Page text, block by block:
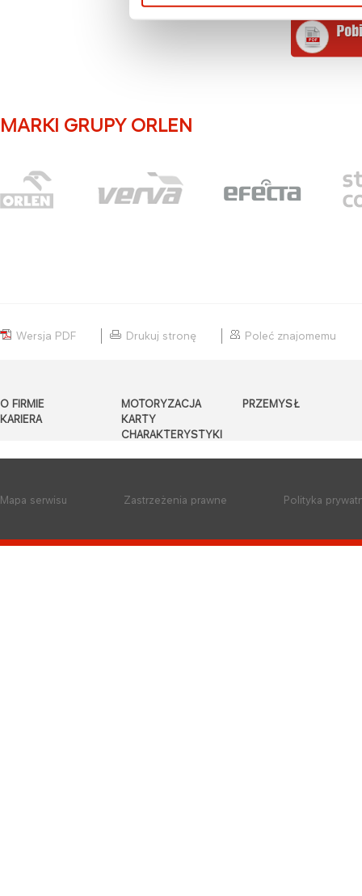
prywatności.
więcej informacji
MARKI GRUPY ORLEN
Wersja PDF Drukuj stronę Poleć znajomemu
O FIRMIE MOTORYZACJA
PRZEMYSŁ
KARIERA
KARTY
CHARAKTERYSTYKI
Mapa serwisu Zastrzeżenia prawne Polityka